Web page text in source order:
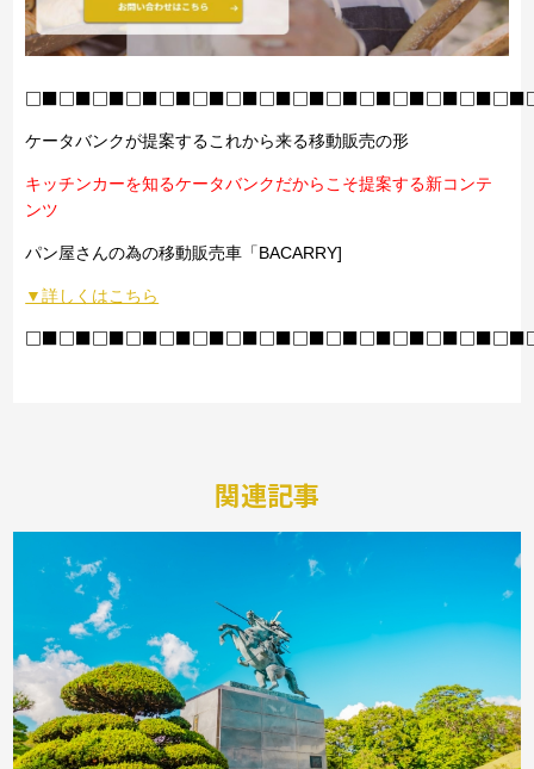
ケータバンクが提案するこれから来る移動販売の形
キッチンカーを知るケータバンクだからこそ提案する新コンテ
ンツ
パン屋さんの為の移動販売車「BACARRY]
▼詳しくはこちら
関連記事